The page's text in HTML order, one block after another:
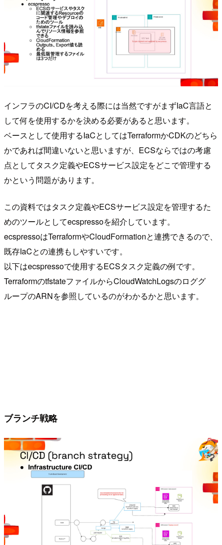
インフラのCI/CDを考える際には当然ですがまずIaC言語と
して何を使用するかを決める必要があると思います。
ベースとして使用するIaCとしてはTerraformかCDKのどちら
かであれば間違いないと思いますが、ECSならではの考慮
点としてタスク定義やECSサービス設定をどこで管理する
かという問題があります。
この資料ではタスク定義やECSサービス設定を管理するた
めのツールとしてecspressoを紹介しています。
ecspressoはTerraformやCloudFormationと連携できるので、
既存IaCとの連携もしやすいです。
以下はecspressoで使用するECSタスク定義の例です。
TerraformのtfstateファイルからCloudWatchLogsのロググ
ループのARNを参照しているのがわかるかと思います。
ブランチ戦略